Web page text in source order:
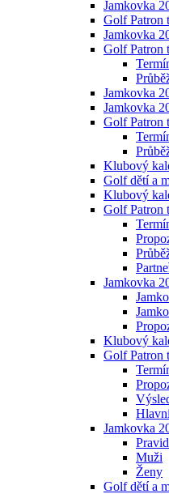
Jamkovka
Golf Patron
Jamkovka
Golf Patron
Jamkovka
Jamkovka
Golf Patron
Klubový
Golf dětí a
Klubový
Golf Patron
Jamkovka
Klubový
Golf Patron
Jamkovka
Muži
Ženy
Golf dětí a